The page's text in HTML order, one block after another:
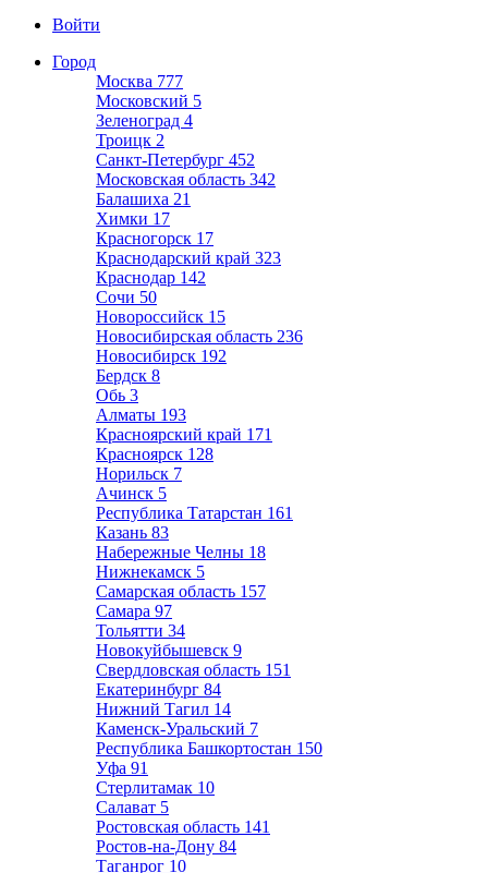
Войти
Город
Москва 777
Московский 5
Зеленоград 4
Троицк 2
Санкт-Петербург 452
Московская область 342
Балашиха 21
Химки 17
Красногорск 17
Краснодарский край 323
Краснодар 142
Сочи 50
Новороссийск 15
Новосибирская область 236
Новосибирск 192
Бердск 8
Обь 3
Алматы 193
Красноярский край 171
Красноярск 128
Норильск 7
Ачинск 5
Республика Татарстан 161
Казань 83
Набережные Челны 18
Нижнекамск 5
Самарская область 157
Самара 97
Тольятти 34
Новокуйбышевск 9
Свердловская область 151
Екатеринбург 84
Нижний Тагил 14
Каменск-Уральский 7
Республика Башкортостан 150
Уфа 91
Стерлитамак 10
Салават 5
Ростовская область 141
Ростов-на-Дону 84
Таганрог 10